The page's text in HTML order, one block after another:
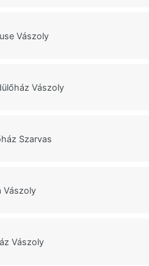
Vászoly
Vászoly
Szarvas
Vászoly
Vászoly